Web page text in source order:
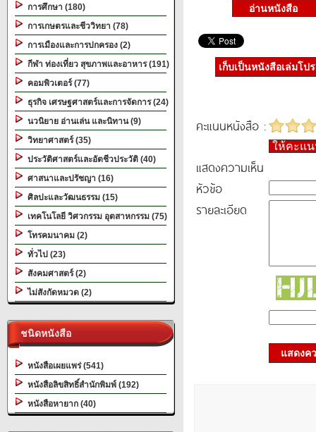
การศึกษา (180)
การเกษตรและชีววิทยา (78)
การเมืองและการปกครอง (2)
กีฬา ท่องเที่ยว สุขภาพและอาหาร (191)
คอมพิวเตอร์ (77)
ธุรกิจ เศรษฐศาสตร์และการจัดการ (24)
นวนิยาย อ่านเล่น และนิทาน (9)
วิทยาศาสตร์ (35)
ประวัติศาสตร์และอัตชีวประวัติ (40)
ศาสนาและปรัชญา (16)
ศิลปะและวัฒนธรรม (15)
เทคโนโลยี วิศวกรรม อุตสาหกรรม (75)
โทรคมนาคม (2)
ทั่วไป (23)
สังคมศาสตร์ (2)
ไม่สังกัดหมวด (2)
ชนิดหนังสือ
หนังสือเผยแพร่ (541)
หนังสือลิขสิทธิ์สำนักพิมพ์ (192)
หนังสือหายาก (40)
เก็บเป็นหนังสือเล่มโป
คะแนนหนังสือ :
ให้คะแ
แสดงความเห็น
หัวข้อ
รายละเอียด
แสดงค